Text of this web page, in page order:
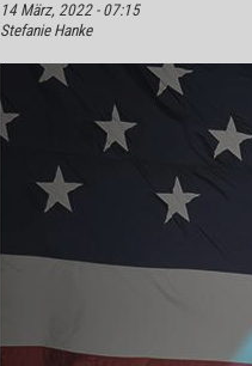
14 März, 2022 - 07:15
Stefanie Hanke